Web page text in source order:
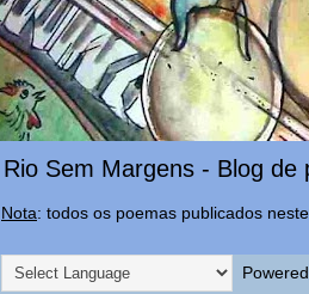
Rio Sem Margens - Blog de
Nota: todos os poemas publicados